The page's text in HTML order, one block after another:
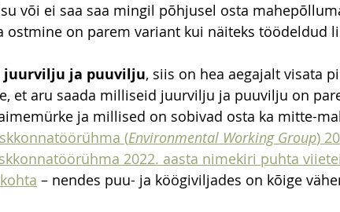
või ei saa saa mingil põhjusel osta
ostmine on parem variant kui näiteks töödeldud
juurvilju ja puuvilju, siis on hea aegajalt visata
et aru saada milliseid juurvilju ja puuvilju on
ja millised on sobivad osta ka mitte-
(Environmental Working Group)
2022. aasta nimekiri puhta
– nendes puu- ja köögiviljades on kõige